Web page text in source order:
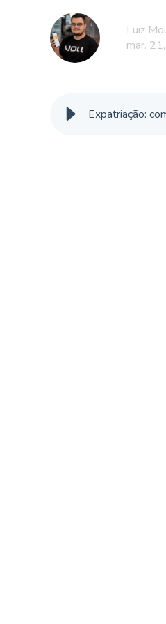
Luiz
mar.
Expatriação: